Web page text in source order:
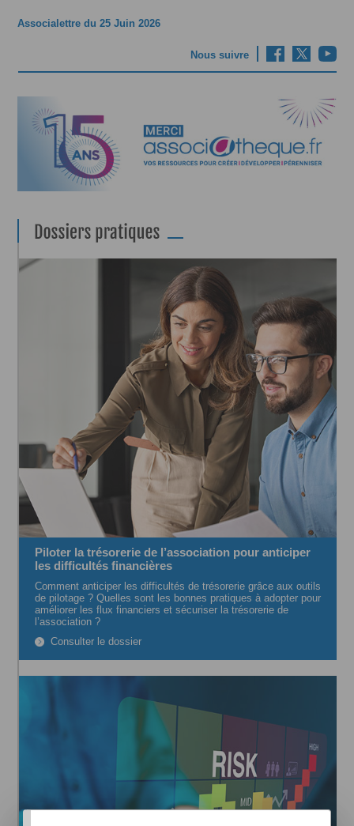
Associalettre du 25 Juin 2026
Nous suivre
Piloter la trésorerie de l’association pour anticiper
les difficultés financières
Comment anticiper les difficultés de trésorerie grâce aux outils
de pilotage ? Quelles sont les bonnes pratiques à adopter pour
améliorer les flux financiers et sécuriser la trésorerie de
l’association ?
Consulter le dossier